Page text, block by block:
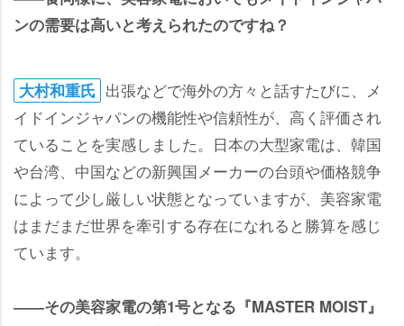
ンの需要は高いと考えられたのですね？
大村和重氏 出張などで海外の方々と話すたびに、メ
イドインジャパンの機能性や信頼性が、高く評価され
ていることを実感しました。日本の大型家電は、韓国
台湾、中国などの新興国メーカーの台頭や価格競争
によって少し厳しい状態となっていますが、美容家電
はまだまだ世界を牽引する存在になれると勝算を感じ
ています。
――その美容家電の第1号となる『MASTER MOIST』